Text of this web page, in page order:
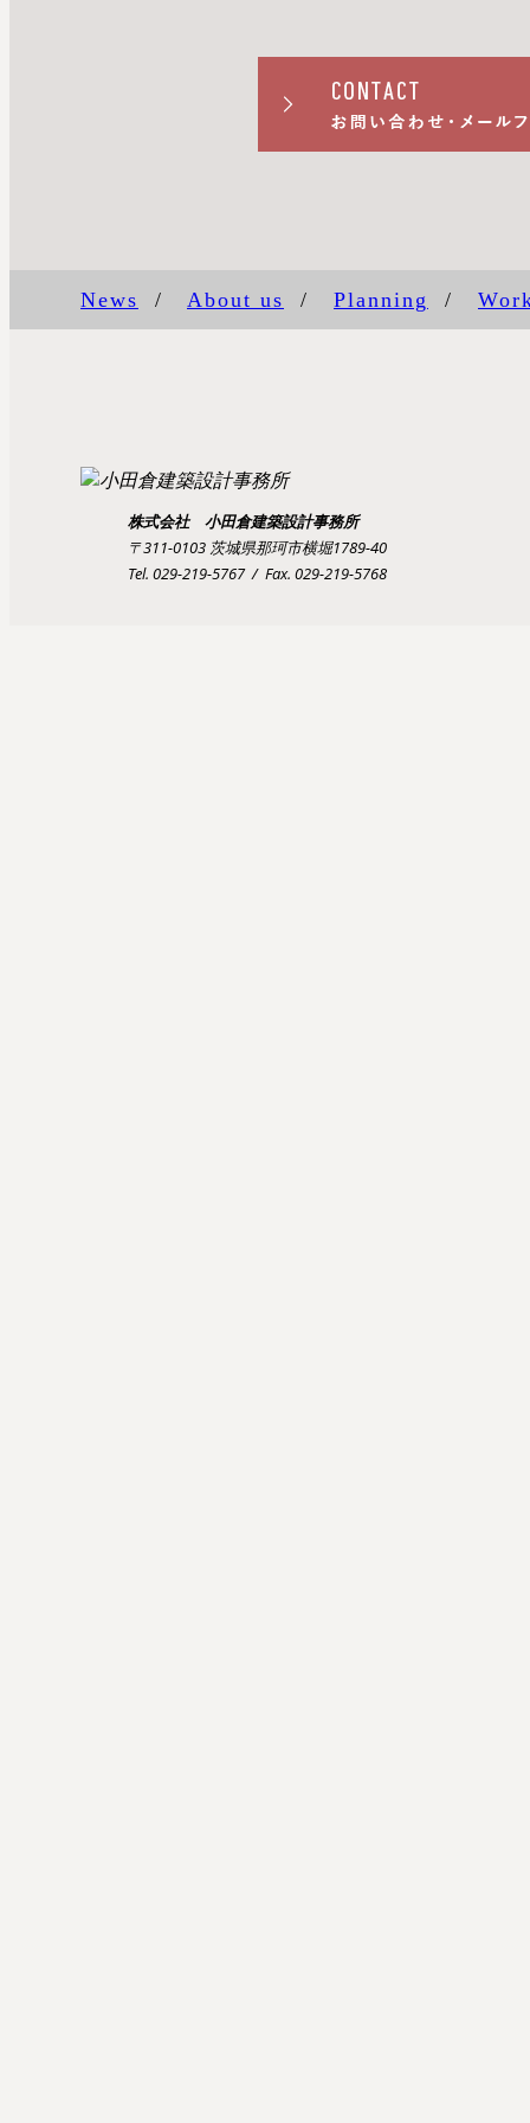
News / About us / Planning /
株式会社 小田倉建築設計事務所
〒311-0103 茨城県那珂市横堀1789-40
Tel. 029-219-5767 / Fax. 029-219-5768